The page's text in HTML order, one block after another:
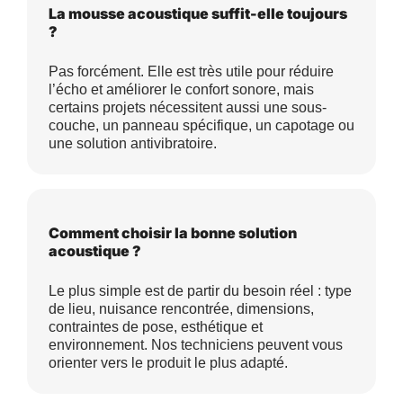
La mousse acoustique suffit-elle toujours
?
Pas forcément. Elle est très utile pour réduire
l’écho et améliorer le confort sonore, mais
certains projets nécessitent aussi une sous-
couche, un panneau spécifique, un capotage ou
une solution antivibratoire.
Comment choisir la bonne solution
acoustique ?
Le plus simple est de partir du besoin réel : type
de lieu, nuisance rencontrée, dimensions,
contraintes de pose, esthétique et
environnement. Nos techniciens peuvent vous
orienter vers le produit le plus adapté.